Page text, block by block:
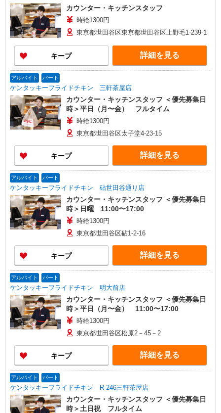
カウンター・キッチンスタッフ
時給1300円
東京都世田谷区東京都世田谷区上野毛1-239-1
キープ 詳細を見る
アルバイト パート
ケンタッキーフライドチキン 三軒茶屋店
カウンター・キッチンスタッフ ＜優先募集日
時＞平日（月〜金） フルタイム
時給1300円
東京都世田谷区太子堂4-23-15
キープ 詳細を見る
アルバイト パート
ケンタッキーフライドチキン 砧世田谷通り店
カウンター・キッチンスタッフ ＜優先募集日
時＞日曜 11:00〜17:00
時給1300円
東京都世田谷区砧1-2-16
キープ 詳細を見る
アルバイト パート
ケンタッキーフライドチキン 明大前店
カウンター・キッチンスタッフ ＜優先募集日
時＞平日（月〜金） 11:00〜17:00
時給1300円
東京都世田谷区松原2－45－2
キープ 詳細を見る
アルバイト パート
ケンタッキーフライドチキン R-246三軒茶屋店
カウンター・キッチンスタッフ ＜優先募集日
時＞土日祝 フルタイム